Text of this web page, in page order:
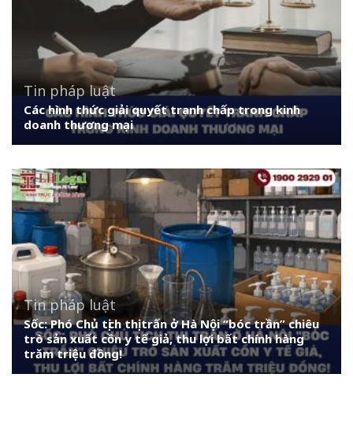
Tin pháp luật
Các hình thức giải quyết tranh chấp trong kinh
doanh thương mại
Tin pháp luật
Sốc: Phó Chủ tịch thị trấn ở Hà Nội “bóc trần” chiêu
trò sản xuất cồn y tế giả, thu lợi bất chính hàng
trăm triệu đồng!